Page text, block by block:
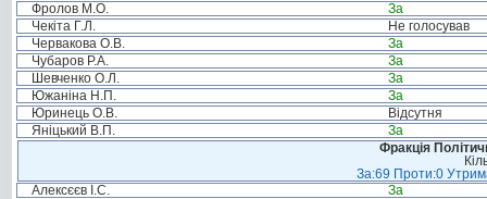
Фролов М.О.
За
Чекіта Г.Л.
Не голосував
Червакова О.В.
За
Чубаров Р.А.
За
Шевченко О.Л.
За
Южаніна Н.П.
За
Юринець О.В.
Відсутня
Яніцький В.П.
За
Фракція
За:69 Проти:0
Алексєєв І.С.
За